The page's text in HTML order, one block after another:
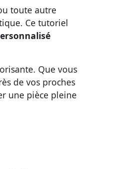
toute autre
Ce tutoriel
Que vous
de vos proches
une pièce pleine